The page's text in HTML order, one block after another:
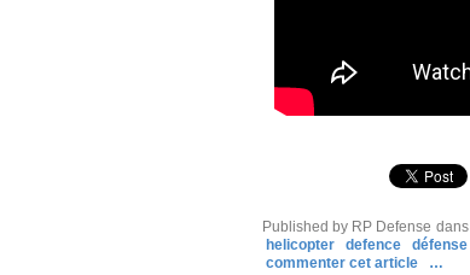
Published by RP Defense dans
helicopter
defence
défense
commenter cet article
…